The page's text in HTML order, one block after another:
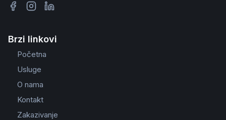
Brzi linkovi
Početna
Usluge
O nama
Kontakt
Zakazivanje